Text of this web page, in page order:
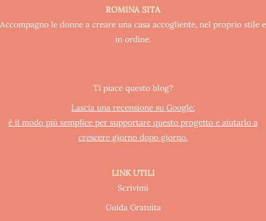
ROMINA SITA
Accompagno le donne a creare una casa accogliente, nel proprio stile e
in ordine.
Ti piace questo blog?
Lascia una recensione su Google:
è il modo più semplice per supportare questo progetto e aiutarlo a
crescere giorno dopo giorno.
LINK UTILI
Scrivimi
Guida Gratuita